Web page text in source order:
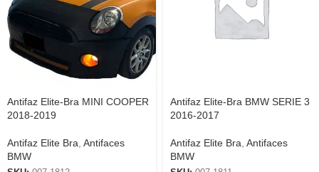
Antifaz Elite-Bra MINI COOPER
2018-2019
Antifaz Elite Bra Antifaces
BMW
Antifaz Elite-Bra BMW SERIE 3
2016-2017
Antifaz Elite Bra Antifaces
BMW